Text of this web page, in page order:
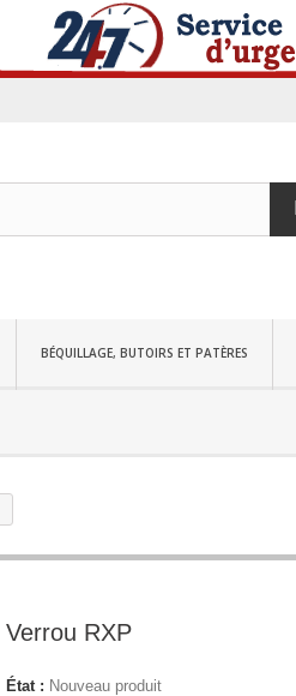
BÉQUILLAGE, BUTOIRS ET PATÈRES
Verrou RXP
État : Nouveau produit